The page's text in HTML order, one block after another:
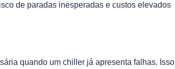
de paradas inesperadas e custos elevados
quando um chiller já apresenta falhas. Isso